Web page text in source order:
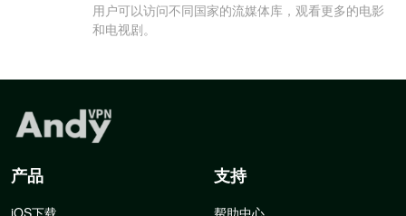
用户可以访问不同国家的流媒体库，观看更多的电影
和电视剧。
产品 支持